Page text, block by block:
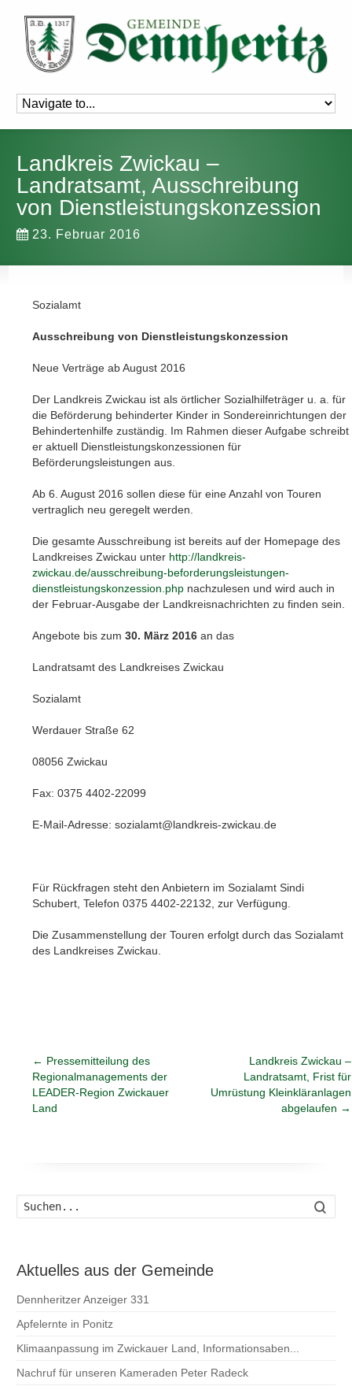
Landkreis Zwickau –
Landratsamt, Ausschreibung
von Dienstleistungskonzession
23. Februar 2016
Sozialamt
Ausschreibung von Dienstleistungskonzession
Neue Verträge ab August 2016
Der Landkreis Zwickau ist als örtlicher Sozialhilfeträger u. a. für
die Beförderung behinderter Kinder in Sondereinrichtungen der
Behindertenhilfe zuständig. Im Rahmen dieser Aufgabe schreibt
er aktuell Dienstleistungskonzessionen für
Beförderungsleistungen aus.
Ab 6. August 2016 sollen diese für eine Anzahl von Touren
vertraglich neu geregelt werden.
Die gesamte Ausschreibung ist bereits auf der Homepage des
Landkreises Zwickau unter http://landkreis-
zwickau.de/ausschreibung-beforderungsleistungen-
dienstleistungskonzession.php nachzulesen und wird auch in
der Februar-Ausgabe der Landkreisnachrichten zu finden sein.
Angebote bis zum30. März 2016 an das
Landratsamt des Landkreises Zwickau
Sozialamt
Werdauer Straße 62
08056 Zwickau
Fax: 0375 4402-22099
E-Mail-Adresse: sozialamt@landkreis-zwickau.de
Für Rückfragen steht den Anbietern im Sozialamt Sindi
Schubert, Telefon 0375 4402-22132, zur Verfügung.
Die Zusammenstellung der Touren erfolgt durch das Sozialamt
des Landkreises Zwickau.
← Pressemitteilung des
Regionalmanagements der
LEADER-Region Zwickauer
Land
Landkreis Zwickau –
Landratsamt, Frist für
Umrüstung Kleinkläranlagen
abgelaufen →
Aktuelles aus der Gemeinde
Dennheritzer Anzeiger 331
Apfelernte in Ponitz
Klimaanpassung im Zwickauer Land, Informationsaben...
Nachruf für unseren Kameraden Peter Radeck